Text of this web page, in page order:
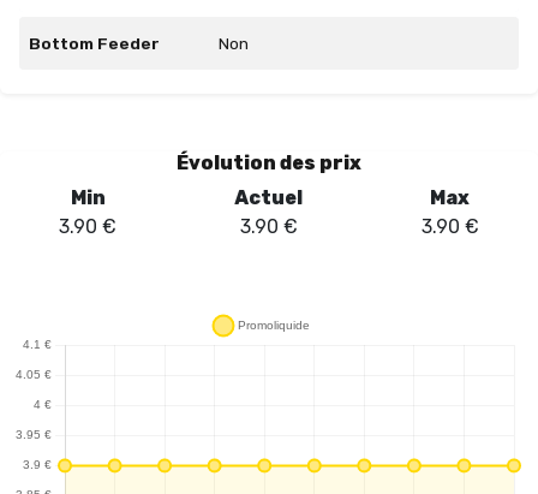
Bottom Feeder Non
Évolution des prix
Min
3.90 €
Actuel
3.90 €
Max
3.90 €